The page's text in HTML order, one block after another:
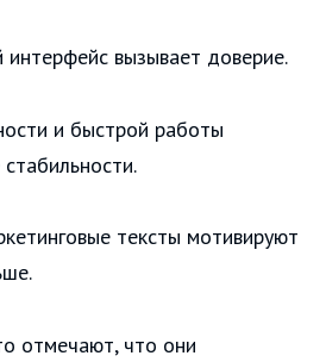
интерфейс вызывает доверие.
и быстрой работы
тексты мотивируют
отмечают, что они